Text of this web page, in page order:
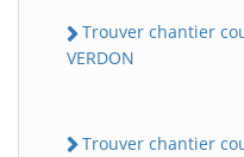
Trouver chantier
VERDON
Trouver chantier